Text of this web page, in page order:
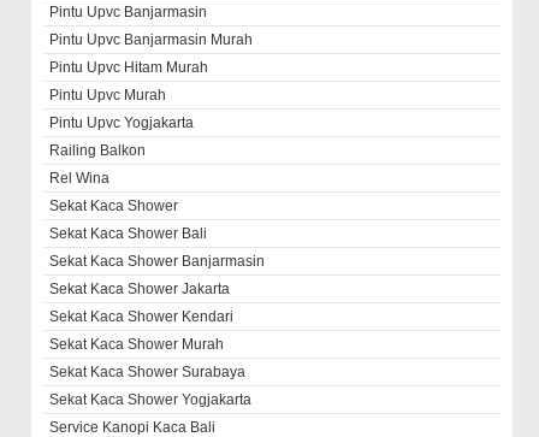
Pintu Upvc Banjarmasin
Pintu Upvc Banjarmasin Murah
Pintu Upvc Hitam Murah
Pintu Upvc Murah
Pintu Upvc Yogjakarta
Railing Balkon
Rel Wina
Sekat Kaca Shower
Sekat Kaca Shower Bali
Sekat Kaca Shower Banjarmasin
Sekat Kaca Shower Jakarta
Sekat Kaca Shower Kendari
Sekat Kaca Shower Murah
Sekat Kaca Shower Surabaya
Sekat Kaca Shower Yogjakarta
Service Kanopi Kaca Bali